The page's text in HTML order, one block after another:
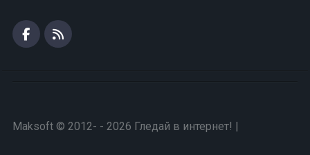
Maksoft © 2012- - 2026 Гледай в интернет! |